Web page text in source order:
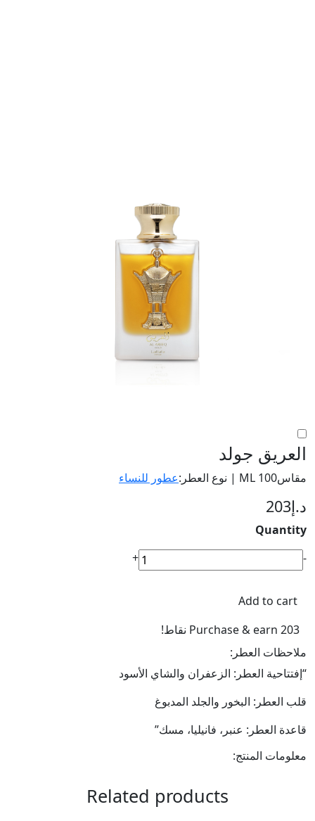
العريق جولد
مقاس100 ML | نوع العطر: عطور للنساء
د.إ203
Quantity
العريق
جولد
-
+
Add to cart
Purchase & earn 203 نقاط!
ملاحظات العطر:
“إفتتاحية العطر: الزعفران والشاي الأسود
قلب العطر: البخور والجلد المدبوغ
قاعدة العطر: عنبر، فانيليا، مسك”
معلومات المنتج:
Related products